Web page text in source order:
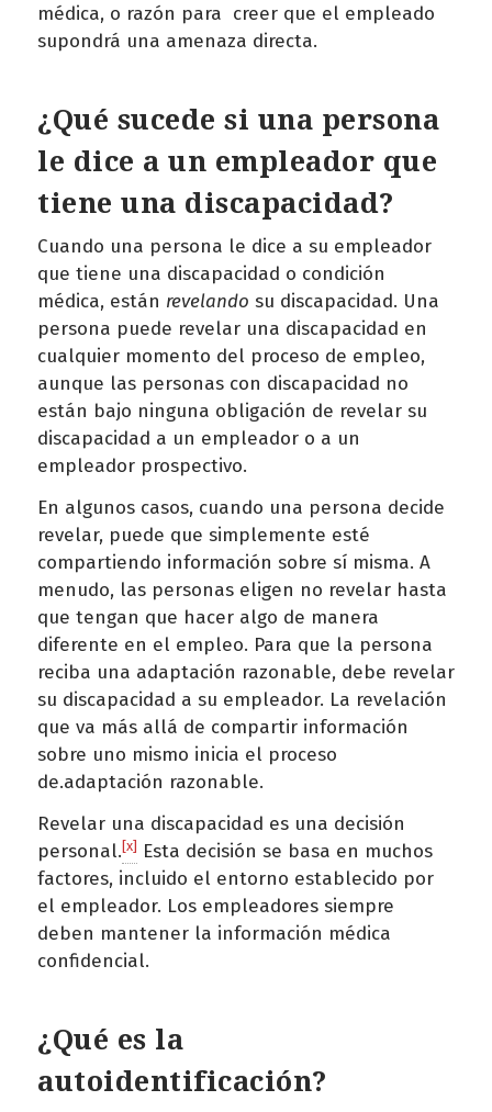
médica, o razón para creer que el empleado
supondrá una amenaza directa.
¿Qué sucede si una persona
le dice a un empleador que
tiene una discapacidad?
Cuando una persona le dice a su empleador
que tiene una discapacidad o condición
médica, están revelando su discapacidad. Una
persona puede revelar una discapacidad en
cualquier momento del proceso de empleo,
aunque las personas con discapacidad no
están bajo ninguna obligación de revelar su
discapacidad a un empleador o a un
empleador prospectivo.
En algunos casos, cuando una persona decide
revelar, puede que simplemente esté
compartiendo información sobre sí misma. A
menudo, las personas eligen no revelar hasta
que tengan que hacer algo de manera
diferente en el empleo. Para que la persona
reciba una adaptación razonable, debe revelar
su discapacidad a su empleador. La revelación
que va más allá de compartir información
sobre uno mismo inicia el proceso
de.adaptación razonable.
Revelar una discapacidad es una decisión
personal.[x] Esta decisión se basa en muchos
factores, incluido el entorno establecido por
el empleador. Los empleadores siempre
deben mantener la información médica
confidencial.
¿Qué es la
autoidentificación?